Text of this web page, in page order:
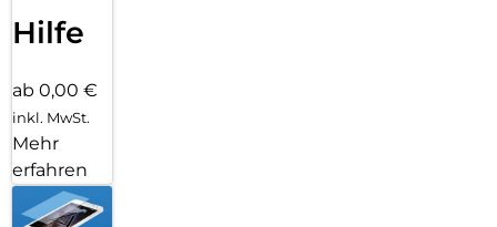
Hilfe
ab 0,00 €
inkl. MwSt.
Mehr
erfahren